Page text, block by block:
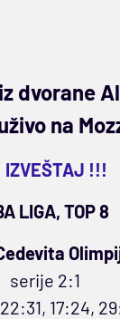
dvorane
na
!!!
LIGA, TOP 8
serije 2:1
17:24,